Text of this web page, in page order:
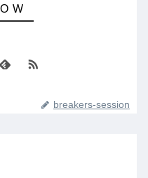
breakers-session